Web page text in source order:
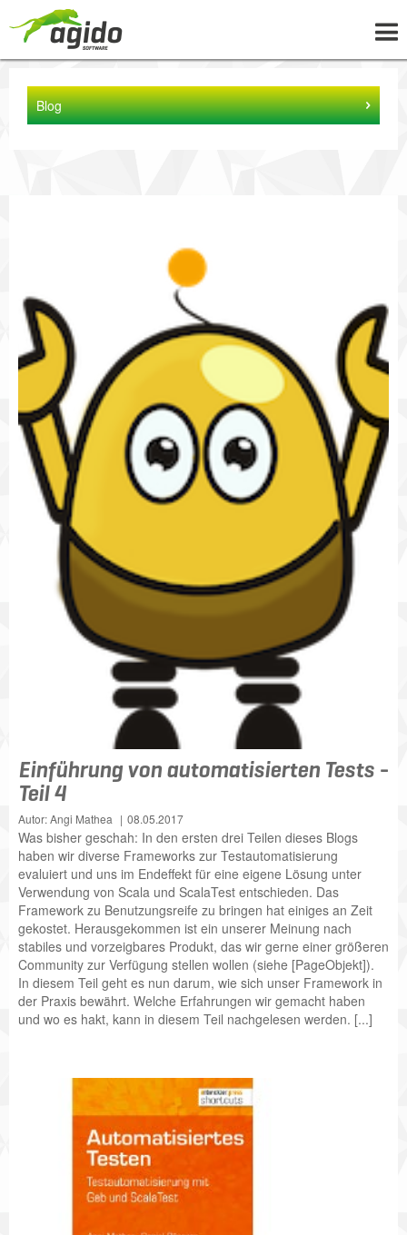
UNTERNEHMEN
LÖSUNGEN
Blog
Einführung von automatisierten Tests -
Teil 4
Autor: Angi Mathea 08.05.2017
Was bisher geschah: In den ersten drei Teilen dieses Blogs
haben wir diverse Frameworks zur Testautomatisierung
evaluiert und uns im Endeffekt für eine eigene Lösung unter
Verwendung von Scala und ScalaTest entschieden. Das
Framework zu Benutzungsreife zu bringen hat einiges an Zeit
gekostet. Herausgekommen ist ein unserer Meinung nach
stabiles und vorzeigbares Produkt, das wir gerne einer größeren
Community zur Verfügung stellen wollen (siehe [PageObjekt]).
In diesem Teil geht es nun darum, wie sich unser Framework in
der Praxis bewährt. Welche Erfahrungen wir gemacht haben
und wo es hakt, kann in diesem Teil nachgelesen werden. [...]